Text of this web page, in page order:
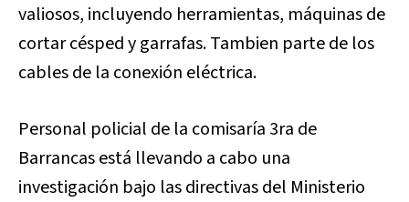
valiosos, incluyendo herramientas, máquinas de
cortar césped y garrafas. Tambien parte de los
cables de la conexión eléctrica.
Personal policial de la comisaría 3ra de
Barrancas está llevando a cabo una
investigación bajo las directivas del Ministerio